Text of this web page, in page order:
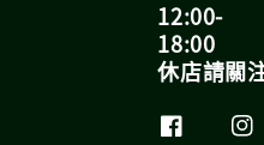
12:00-
休店請關